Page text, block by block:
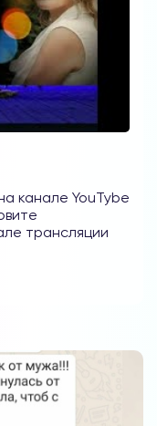
канале YouTybe
трансляции
во
практик, с
дней.
получить